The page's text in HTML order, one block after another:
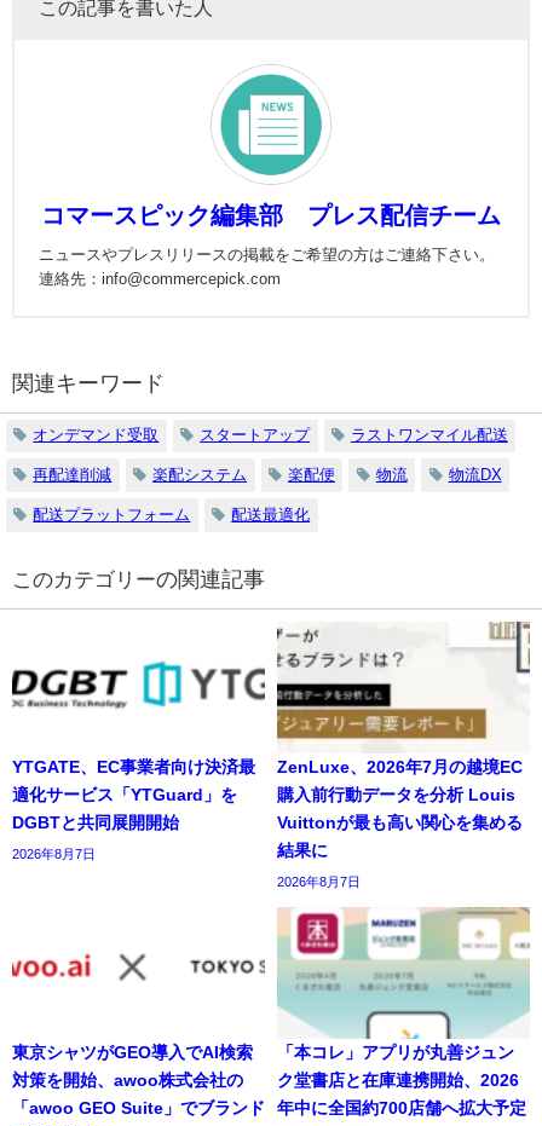
この記事を書いた人
コマースピック編集部 プレス配信チーム
ニュースやプレスリリースの掲載をご希望の方はご連絡下さい。
連絡先：info@commercepick.com
関連キーワード
オンデマンド受取 スタートアップ ラストワンマイル配送
再配達削減 楽配システム 楽配便 物流 物流DX
配送プラットフォーム 配送最適化
の関連記事
YTGATE、EC事業者向け決済最
適化サービス「YTGuard」を
DGBTと共同展開開始
2026年8月7日
ZenLuxe、2026年7月の越境EC
購入前行動データを分析 Louis
Vuittonが最も高い関心を集める
結果に
2026年8月7日
東京シャツがGEO導入でAI検索
対策を開始、awoo株式会社の
「awoo GEO Suite」でブランド
「本コレ」アプリが丸善ジュン
ク堂書店と在庫連携開始、2026
年中に全国約700店舗へ拡大予定